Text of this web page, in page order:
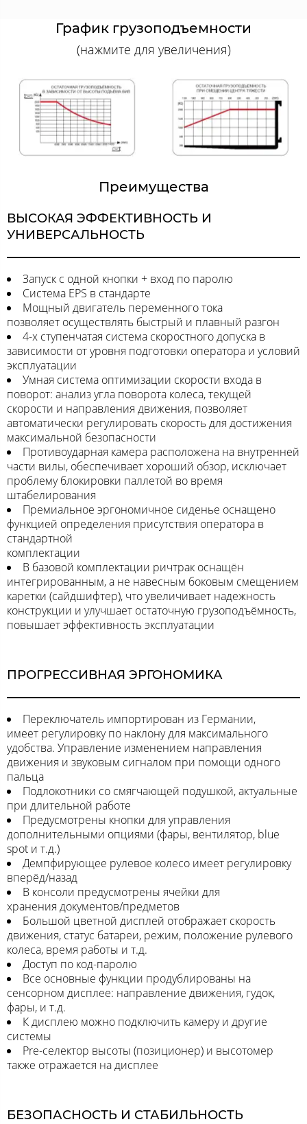
График грузоподъемности
(нажмите для увеличения)
Преимущества
ВЫСОКАЯ ЭФФЕКТИВНОСТЬ И
УНИВЕРСАЛЬНОСТЬ
Запуск с одной кнопки + вход по паролю
Система EPS в стандарте
Мощный двигатель переменного тока
позволяет осуществлять быстрый и плавный разгон
4-х ступенчатая система скоростного допуска в
зависимости от уровня подготовки оператора и условий
эксплуатации
Умная система оптимизации скорости входа в
поворот: анализ угла поворота колеса, текущей
скорости и направления движения, позволяет
автоматически регулировать скорость для достижения
максимальной безопасности
Противоударная камера расположена на внутренней
части вилы, обеспечивает хороший обзор, исключает
проблему блокировки паллетой во время
штабелирования
Премиальное эргономичное сиденье оснащено
функцией определения присутствия оператора в
стандартной
комплектации
В базовой комплектации ричтрак оснащён
интегрированным, а не навесным боковым смещением
каретки (сайдшифтер), что увеличивает надежность
конструкции и улучшает остаточную грузоподъёмность,
повышает эффективность эксплуатации
ПРОГРЕССИВНАЯ ЭРГОНОМИКА
Переключатель импортирован из Германии,
имеет регулировку по наклону для максимального
удобства. Управление изменением направления
движения и звуковым сигналом при помощи одного
пальца
Подлокотники со смягчающей подушкой, актуальные
при длительной работе
Предусмотрены кнопки для управления
дополнительными опциями (фары, вентилятор, blue
spot и т.д.)
Демпфирующее рулевое колесо имеет регулировку
вперёд/назад
В консоли предусмотрены ячейки для
хранения документов/предметов
Большой цветной дисплей отображает скорость
движения, статус батареи, режим, положение рулевого
колеса, время работы и т.д.
Доступ по код-паролю
Все основные функции продублированы на
сенсорном дисплее: направление движения, гудок,
фары, и т.д.
К дисплею можно подключить камеру и другие
системы
Pre-селектор высоты (позиционер) и высотомер
также отражается на дисплее
БЕЗОПАСНОСТЬ И СТАБИЛЬНОСТЬ